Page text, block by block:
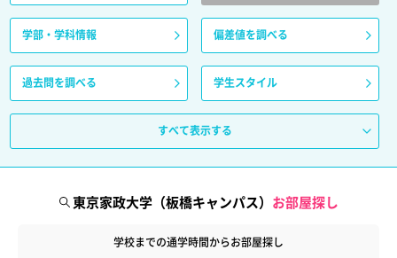
学部・学科情報 偏差値を調べる
過去問を調べる 学生スタイル
すべて表示する
東京家政大学（板橋キャンパス） お部屋探し
学校までの通学時間からお部屋探し